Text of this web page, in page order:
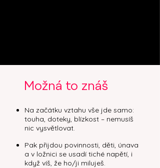
Možná to znáš
Na začátku vztahu vše jde samo:
touha, doteky, blízkost – nemusíš
nic vysvětlovat.
Pak přijdou povinnosti, děti, únava
a v ložnici se usadí tiché napětí, i
když víš, že ho/ji miluješ.